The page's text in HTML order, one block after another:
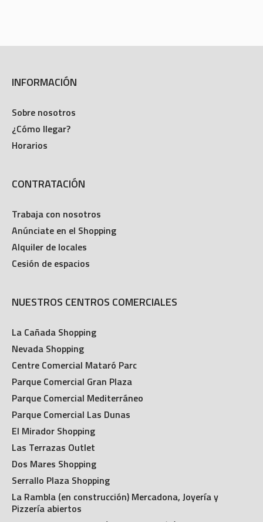
INFORMACIÓN
Sobre nosotros
¿Cómo llegar?
Horarios
CONTRATACIÓN
Trabaja con nosotros
Anúnciate en el Shopping
Alquiler de locales
Cesión de espacios
NUESTROS CENTROS COMERCIALES
La Cañada Shopping
Nevada Shopping
Centre Comercial Mataró Parc
Parque Comercial Gran Plaza
Parque Comercial Mediterráneo
Parque Comercial Las Dunas
El Mirador Shopping
Las Terrazas Outlet
Dos Mares Shopping
Serrallo Plaza Shopping
La Rambla (en construcción) Mercadona, Joyería y
Pizzería abiertos